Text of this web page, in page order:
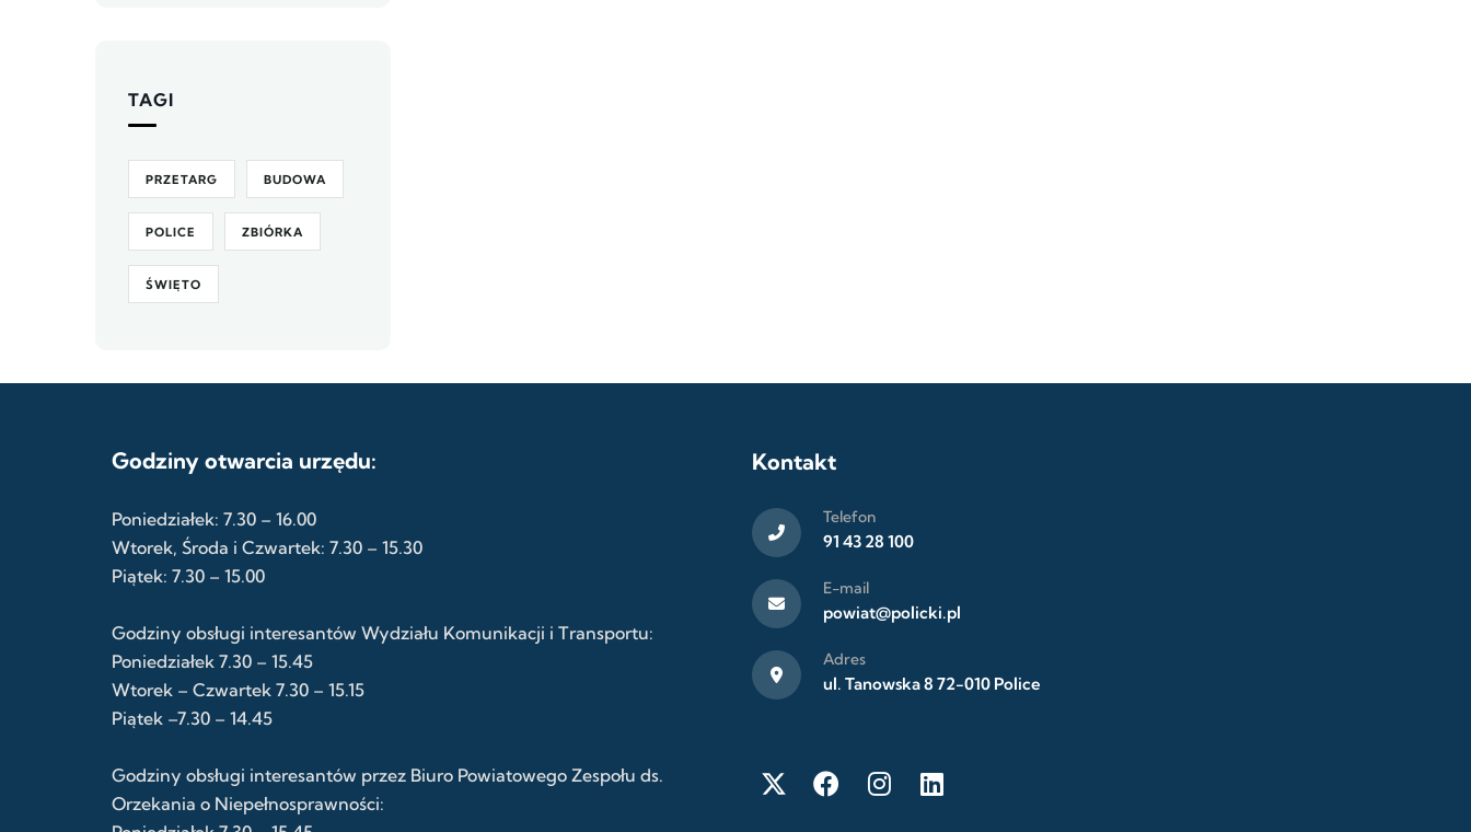
TAGI
PRZETARG BUDOWA
POLICE ZBIÓRKA
ŚWIĘTO
Godziny otwarcia urzędu:
Poniedziałek: 7.30 – 16.00
Wtorek, Środa i Czwartek: 7.30 – 15.30
Piątek: 7.30 – 15.00
Godziny obsługi interesantów Wydziału Komunikacji i Transportu:
Poniedziałek 7.30 – 15.45
Wtorek – Czwartek 7.30 – 15.15
Piątek –7.30 – 14.45
Godziny obsługi interesantów przez Biuro Powiatowego Zespołu ds.
Orzekania o Niepełnosprawności:
Kontakt
Telefon
91 43 28 100
E-mail
powiat@policki.pl
Adres
ul. Tanowska 8 72-010 Police